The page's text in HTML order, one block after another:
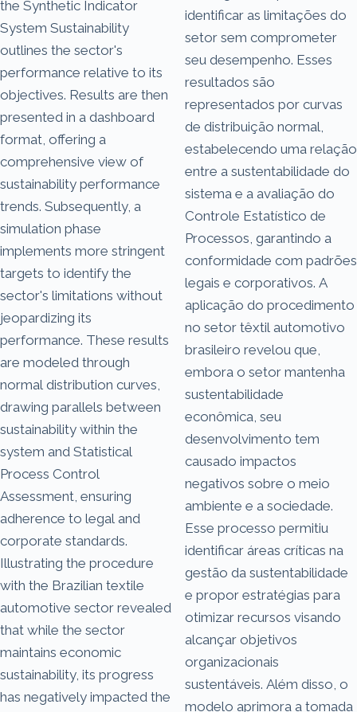
the Synthetic Indicator
System Sustainability
outlines the sector's
performance relative to its
objectives. Results are then
presented in a dashboard
format, offering a
comprehensive view of
sustainability performance
trends. Subsequently, a
simulation phase
implements more stringent
targets to identify the
sector's limitations without
jeopardizing its
performance. These results
are modeled through
normal distribution curves,
drawing parallels between
sustainability within the
system and Statistical
Process Control
Assessment, ensuring
adherence to legal and
corporate standards.
Illustrating the procedure
with the Brazilian textile
automotive sector revealed
that while the sector
maintains economic
sustainability, its progress
has negatively impacted the
identificar as limitações do
setor sem comprometer
seu desempenho. Esses
resultados são
representados por curvas
de distribuição normal,
estabelecendo uma relação
entre a sustentabilidade do
sistema e a avaliação do
Controle Estatístico de
Processos, garantindo a
conformidade com padrões
legais e corporativos. A
aplicação do procedimento
no setor têxtil automotivo
brasileiro revelou que,
embora o setor mantenha
sustentabilidade
econômica, seu
desenvolvimento tem
causado impactos
negativos sobre o meio
ambiente e a sociedade.
Esse processo permitiu
identificar áreas críticas na
gestão da sustentabilidade
e propor estratégias para
otimizar recursos visando
alcançar objetivos
organizacionais
sustentáveis. Além disso, o
modelo aprimora a tomada